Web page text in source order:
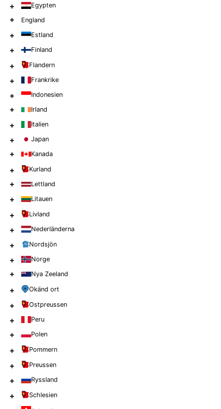
+ Egypten
+ England
+ Estland
+ Finland
+ Flandern
+ Frankrike
+ Indonesien
+ Irland
+ Italien
+ Japan
+ Kanada
+ Kurland
+ Lettland
+ Litauen
+ Livland
+ Nederländerna
+ Nordsjön
+ Norge
+ Nya Zeeland
+ Okänd ort
+ Ostpreussen
+ Peru
+ Polen
+ Pommern
+ Preussen
+ Ryssland
+ Schlesien